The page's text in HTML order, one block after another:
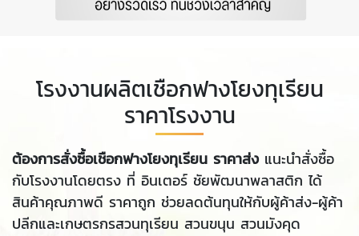
โรงงานผลิตเชือกฟางโยงทุเรียน
ราคาโรงงาน
ต้องการสั่งซื้อเชือกฟางโยงทุเรียน ราคาส่ง แนะนำสั่งซื้อ
กับโรงงานโดยตรง ที่ อินเตอร์ ชัยพัฒนาพลาสติก ได้
สินค้าคุณภาพดี ราคาถูก ช่วยลดต้นทุนให้กับผู้ค้าส่ง-ผู้ค้า
ปลีกและเกษตรกรสวนทุเรียน สวนขนุน สวนมังคุด